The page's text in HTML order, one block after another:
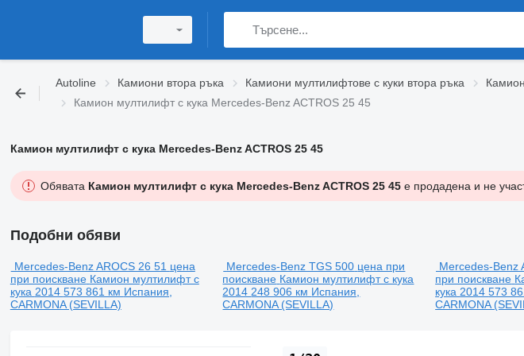
Autoline Камиони втора ръка Камиони мултилифтове с куки втора ръка
Камион мултилифт с кука Mercedes-Benz ACTROS 25 45
Камион мултилифт с кука Mercedes-Benz ACTROS 25 45
Обявата Камион мултилифт с кука Mercedes-Benz ACTROS 25 45е продадена и не
Подобни обяви
Mercedes-Benz AROCS 26 51 цена
при поискване Камион мултилифт с
кука 2014 573 861 км Испания,
CARMONA (SEVILLA)
Mercedes-Benz TGS 500 цена при
поискване Камион мултилифт с кука
2014 248 906 км Испания,
CARMONA (SEVILLA)
Mercedes-Benz
при поискване
кука 2014573
CARMONA